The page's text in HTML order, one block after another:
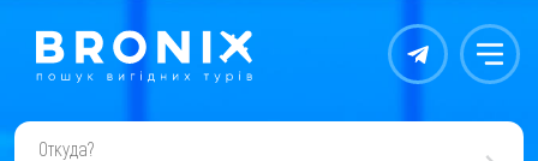
Контакты Меню
Откуда?